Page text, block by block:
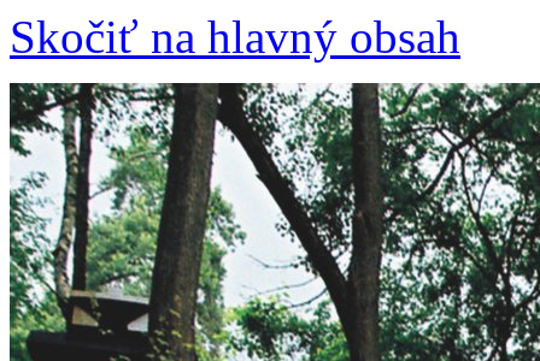
Skočiť na hlavný obsah